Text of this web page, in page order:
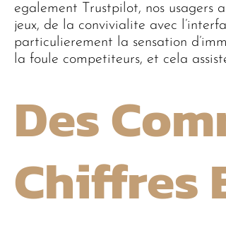
egalement Trustpilot, nos usagers
jeux, de la convivialite avec
particulierement la sensation
la foule competiteurs, et cela
Des
Chiffres